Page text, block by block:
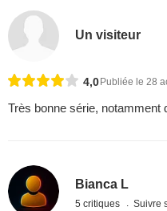
Un visiteur
4,0 Publiée le 28
Très bonne série, notamment
Bianca L
5 critiques Suivre